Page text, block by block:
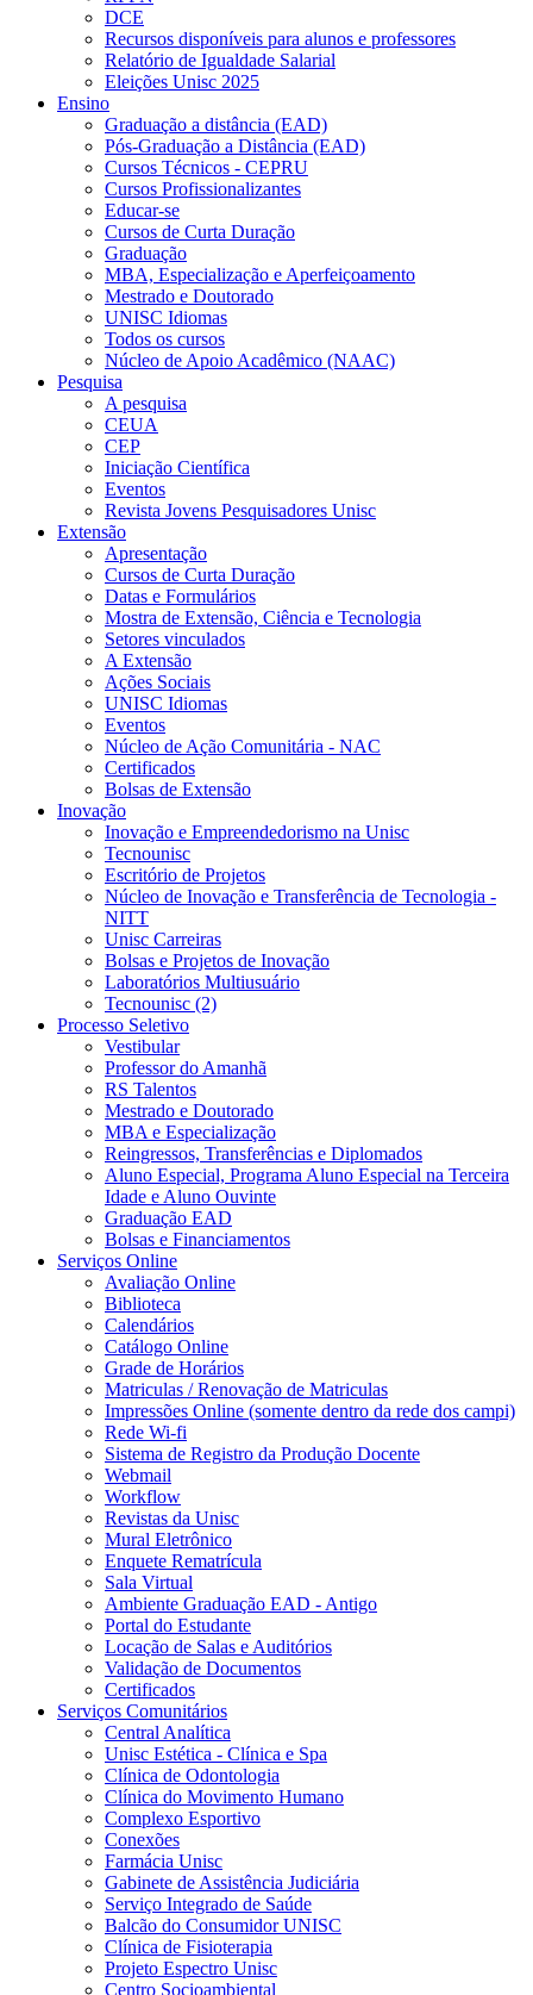
DCE
Recursos disponíveis para alunos e professores
Relatório de Igualdade Salarial
Eleições Unisc 2025
Ensino
Graduação a distância (EAD)
Pós-Graduação a Distância (EAD)
Cursos Técnicos - CEPRU
Cursos Profissionalizantes
Educar-se
Cursos de Curta Duração
Graduação
MBA, Especialização e Aperfeiçoamento
Mestrado e Doutorado
UNISC Idiomas
Todos os cursos
Núcleo de Apoio Acadêmico (NAAC)
Pesquisa
A pesquisa
CEUA
CEP
Iniciação Científica
Eventos
Revista Jovens Pesquisadores Unisc
Extensão
Apresentação
Cursos de Curta Duração
Datas e Formulários
Mostra de Extensão, Ciência e Tecnologia
Setores vinculados
A Extensão
Ações Sociais
UNISC Idiomas
Eventos
Núcleo de Ação Comunitária - NAC
Certificados
Bolsas de Extensão
Inovação
Inovação e Empreendedorismo na Unisc
Tecnounisc
Escritório de Projetos
Núcleo de Inovação e Transferência de Tecnologia -
NITT
Unisc Carreiras
Bolsas e Projetos de Inovação
Laboratórios Multiusuário
Tecnounisc (2)
Processo Seletivo
Vestibular
Professor do Amanhã
RS Talentos
Mestrado e Doutorado
MBA e Especialização
Reingressos, Transferências e Diplomados
Aluno Especial, Programa Aluno Especial na Terceira
Idade e Aluno Ouvinte
Graduação EAD
Bolsas e Financiamentos
Serviços Online
Avaliação Online
Biblioteca
Calendários
Catálogo Online
Grade de Horários
Matriculas / Renovação de Matriculas
Impressões Online (somente dentro da rede dos campi)
Rede Wi-fi
Sistema de Registro da Produção Docente
Webmail
Workflow
Revistas da Unisc
Mural Eletrônico
Enquete Rematrícula
Sala Virtual
Ambiente Graduação EAD - Antigo
Portal do Estudante
Locação de Salas e Auditórios
Validação de Documentos
Certificados
Serviços Comunitários
Central Analítica
Unisc Estética - Clínica e Spa
Clínica de Odontologia
Clínica do Movimento Humano
Complexo Esportivo
Conexões
Farmácia Unisc
Gabinete de Assistência Judiciária
Serviço Integrado de Saúde
Balcão do Consumidor UNISC
Clínica de Fisioterapia
Projeto Espectro Unisc
Centro Socioambiental